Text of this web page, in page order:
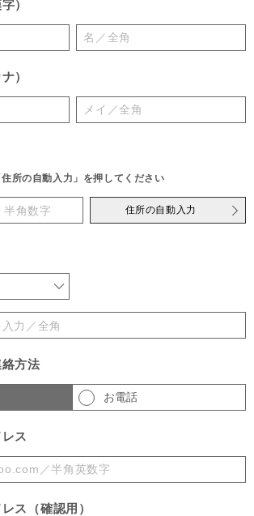
）
）
所の自動入力」を押してください
住所の自動入力
方法
お電話
ス
ス（確認用）